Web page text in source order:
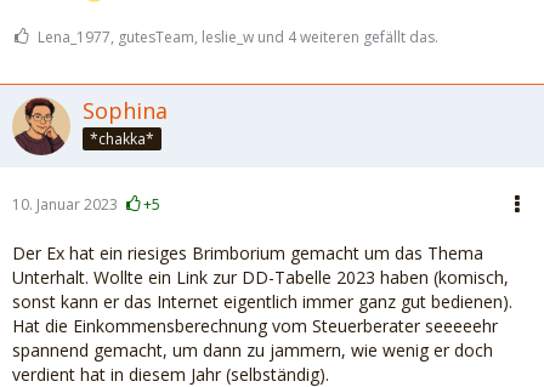
Lena_1977, gutesTeam, leslie_w und 4 weiteren gefällt das.
Sophina
*chakka*
10. Januar 2023 +5
Der Ex hat ein riesiges Brimborium gemacht um das Thema
Unterhalt. Wollte ein Link zur DD-Tabelle 2023 haben (komisch,
sonst kann er das Internet eigentlich immer ganz gut bedienen).
Hat die Einkommensberechnung vom Steuerberater seeeeehr
spannend gemacht, um dann zu jammern, wie wenig er doch
verdient hat in diesem Jahr (selbständig).